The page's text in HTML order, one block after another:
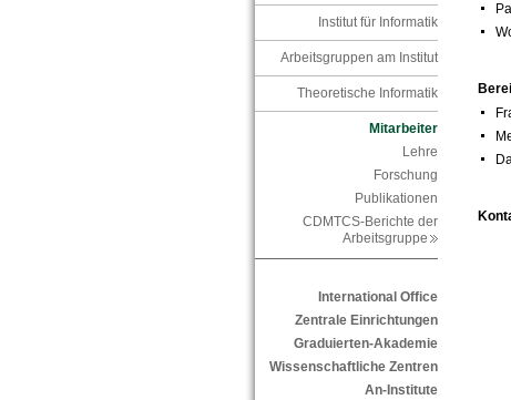
Institut für Informatik
Arbeitsgruppen am Institut
Theoretische Informatik
Mitarbeiter
Lehre
Forschung
Publikationen
CDMTCS-Berichte der
Arbeitsgruppe
International Office
Zentrale Einrichtungen
Graduierten-Akademie
Wissenschaftliche Zentren
An-Institute